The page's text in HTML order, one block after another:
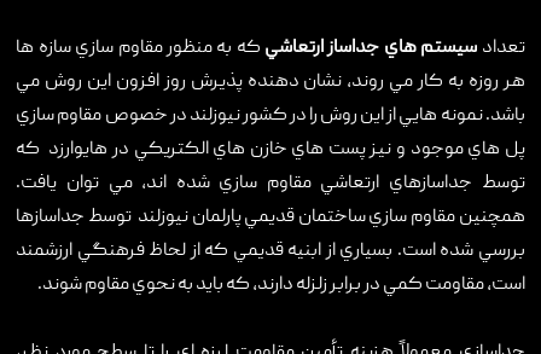
تعداد سيستم هاي جداساز ارتعاشي که به منظور مقاوم سازي سازه ها
هر روزه به کار مي روند، نشان دهنده پذيرش روز افزون اين روش مي
باشد. نمونه هايي از اين روش را در کشور نيوزلند در خصوص مقاوم سازي
پل هاي موجود و نيز پست هاي خازن هاي الکتريکي در هايوارزد که
توسط جداسازهاي ارتعاشي مقاوم سازي شده اند، مي توان يافت.
همچنين مقاوم سازي ساختمان قديمي پارلمان نيوزلند توسط جداسازها
بررسي شده است. بسياري از ابنيه قديمي که از لحاظ فرهنگي ارزشمند
است، مقاومت کمي در برابر زلزله دارند، که بايد به نحوي مقاوم شوند.